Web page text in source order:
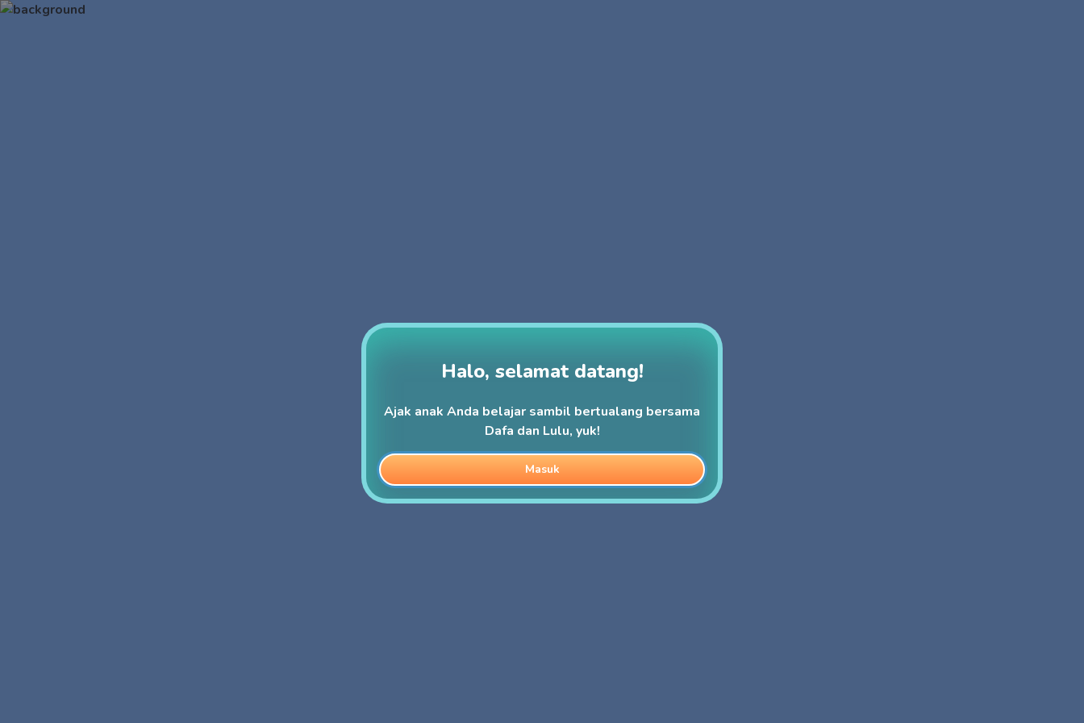
Halo, selamat datang!
Ajak anak Anda belajar sambil bertualang bersama
Dafa dan Lulu, yuk!
Masuk